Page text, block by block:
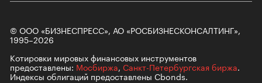
© ООО «БИЗНЕСПРЕСС», АО «РОСБИЗНЕСКОНСАЛТИНГ»,
1995–2026
Котировки мировых финансовых инструментов
предоставлены: Мосбиржа, Санкт-Петербургская биржа.
Индексы облигаций предоставлены Cbonds.